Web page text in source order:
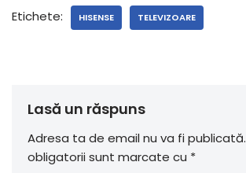
Etichete: HISENSE TELEVIZOARE
Lasă un răspuns
Adresa ta de email nu va fi publicată.
obligatorii sunt marcate cu *